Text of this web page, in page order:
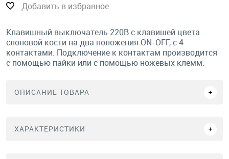
Добавить в избранное
Клавишный выключатель 220В с клавишей цвета
слоновой кости на два положения ON-OFF, с 4
контактами. Подключение к контактам производится
с помощью пайки или с помощью ножевых клемм.
ОПИСАНИЕ ТОВАРА
ХАРАКТЕРИСТИКИ